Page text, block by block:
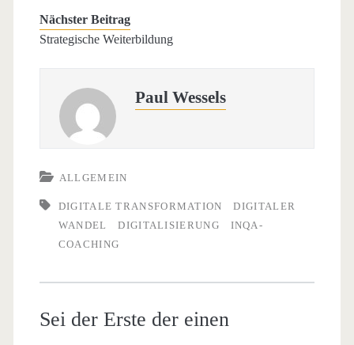
Nächster Beitrag
Strategische Weiterbildung
Paul Wessels
ALLGEMEIN
DIGITALE TRANSFORMATION
DIGITALER
WANDEL
DIGITALISIERUNG
INQA-
COACHING
Sei der Erste der einen